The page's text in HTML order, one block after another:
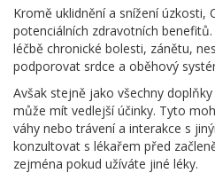
Kromě uklidnění a snížení úzkosti,
potenciálních zdravotních
léčbě chronické bolesti, zánětu,
podporovat srdce a oběhový
Avšak stejně jako všechny
může mít vedlejší účinky. Tyto
váhy nebo trávení a interakce s
konzultovat s lékařem před
zejména pokud užíváte jiné léky.